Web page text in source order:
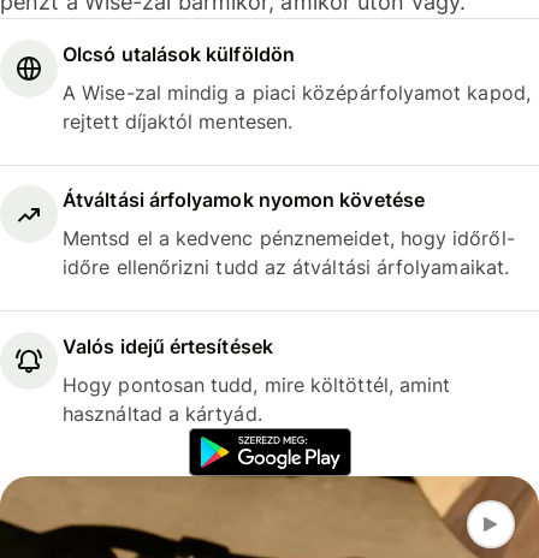
Olcsó utalások külföldön
A Wise-zal mindig a piaci középárfolyamot kapod,
rejtett díjaktól mentesen.
Átváltási árfolyamok nyomon követése
Mentsd el a kedvenc pénznemeidet, hogy időről-
időre ellenőrizni tudd az átváltási árfolyamaikat.
Valós idejű értesítések
Hogy pontosan tudd, mire költöttél, amint
használtad a kártyád.